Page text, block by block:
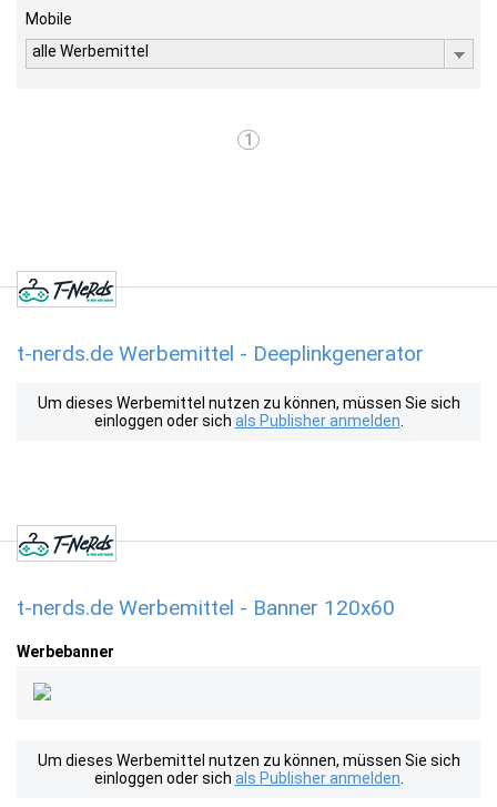
Mobile
alle Werbemittel
1
t-nerds.de Werbemittel - Deeplinkgenerator
Um dieses Werbemittel nutzen zu können, müssen Sie sich
einloggen oder sich als Publisher anmelden
t-nerds.de Werbemittel - Banner 120x60
Werbebanner
Um dieses Werbemittel nutzen zu können, müssen Sie sich
einloggen oder sich als Publisher anmelden